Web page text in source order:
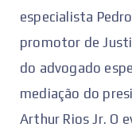
especialista
promotor de
do advogado
mediação do
Arthur Rios Jr. O